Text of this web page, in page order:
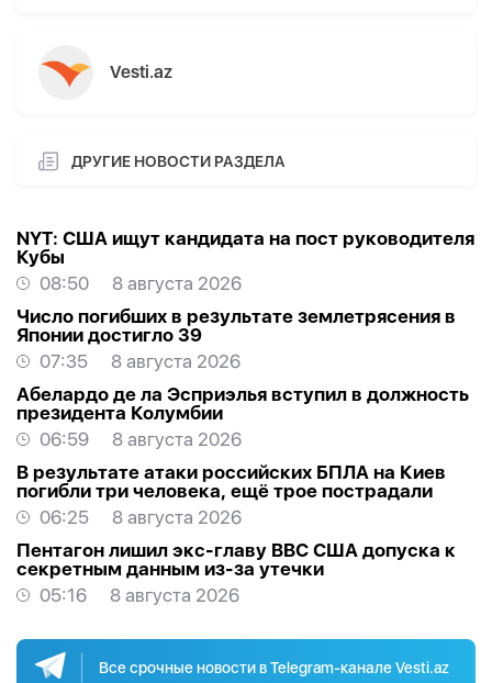
Vesti.az
ДРУГИЕ НОВОСТИ РАЗДЕЛА
NYT: США ищут кандидата на пост руководителя
Кубы
08:50
8 августа 2026
Число погибших в результате землетрясения в
Японии достигло 39
07:35
8 августа 2026
Абелардо де ла Эсприэлья вступил в должность
президента Колумбии
06:59
8 августа 2026
В результате атаки российских БПЛА на Киев
погибли три человека, ещё трое пострадали
06:25
8 августа 2026
Пентагон лишил экс-главу ВВС США допуска к
секретным данным из-за утечки
05:16
8 августа 2026
Все срочные новости в Telegram-канале Vesti.az